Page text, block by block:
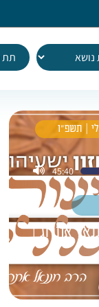
| תשפ"ו
45:40
אתרוג |